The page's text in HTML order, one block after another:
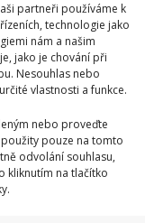
partneři používáme k
technologie jako
nám a našim
jako je chování při
Nesouhlas nebo
vlastnosti a funkce.
nebo proveďte
pouze na tomto
odvolání souhlasu,
kliknutím na tlačítko